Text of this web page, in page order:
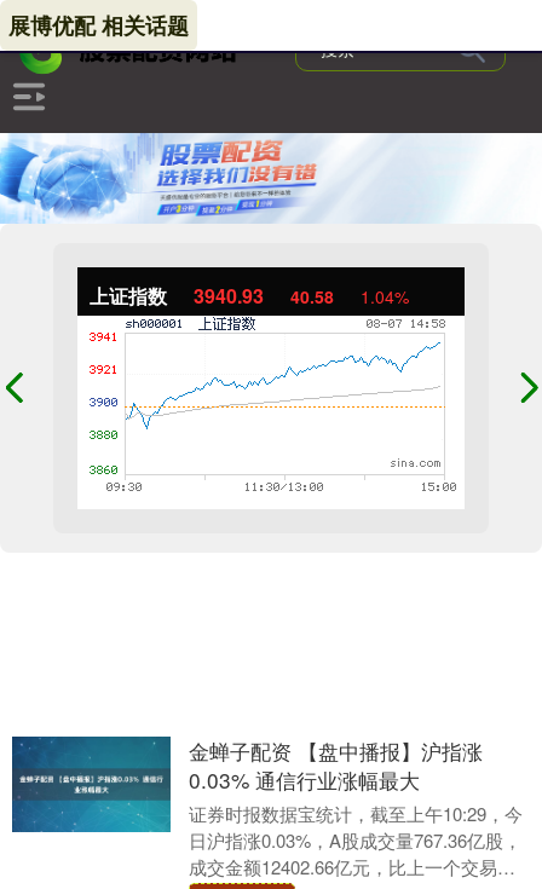
上证指数 3940.93 40.58 1.04%
展博优配 相关话题
金蝉子配资 【盘中播报】沪指涨
0.03% 通信行业涨幅最大
证券时报数据宝统计，截至上午10:29，今
日沪指涨0.03%，A股成交量767.36亿股，
成交金额12402.66亿元，比上一个交易日